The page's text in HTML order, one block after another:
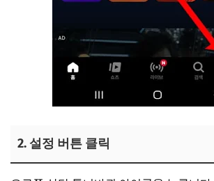
2. 설정 버튼 클릭